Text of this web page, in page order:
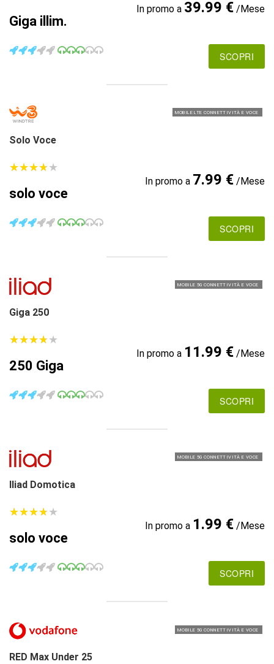
Giga illim.
In promo a 39.99 €/Mese
SCOPRI
MOBILE LTE CONNETTIVITÀ E VOCE
Solo Voce
★★★★★
★★★★★
solo voce
In promo a 7.99 €/Mese
SCOPRI
MOBILE 5G CONNETTIVITÀ E VOCE
Giga 250
★★★★★
★★★★★
250 Giga
In promo a 11.99 €/Mese
SCOPRI
MOBILE 5G CONNETTIVITÀ E VOCE
Iliad Domotica
★★★★★
★★★★★
solo voce
In promo a 1.99 €/Mese
SCOPRI
MOBILE 5G CONNETTIVITÀ E VOCE
RED Max Under 25